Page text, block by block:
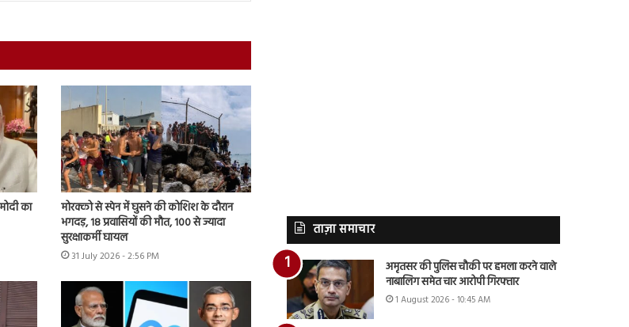
का
मोरक्को से स्पेन में घुसने की कोशिश के दौरान
भगदड़, 18 प्रवासियों की मौत, 100 से ज्यादा
सुरक्षाकर्मी घायल
31 July 2026 - 2:56 PM
ताज़ा समाचार
अमृतसर की पुलिस चौकी पर हमला करने वाले
नाबालिग समेत चार आरोपी गिरफ्तार
1 August 2026 - 10:45 AM